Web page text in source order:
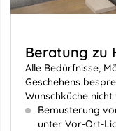
Beratung zu
Alle Bedürfnisse,
Geschehens
Wunschküche
Bemusterung
unter Vor-Ort-